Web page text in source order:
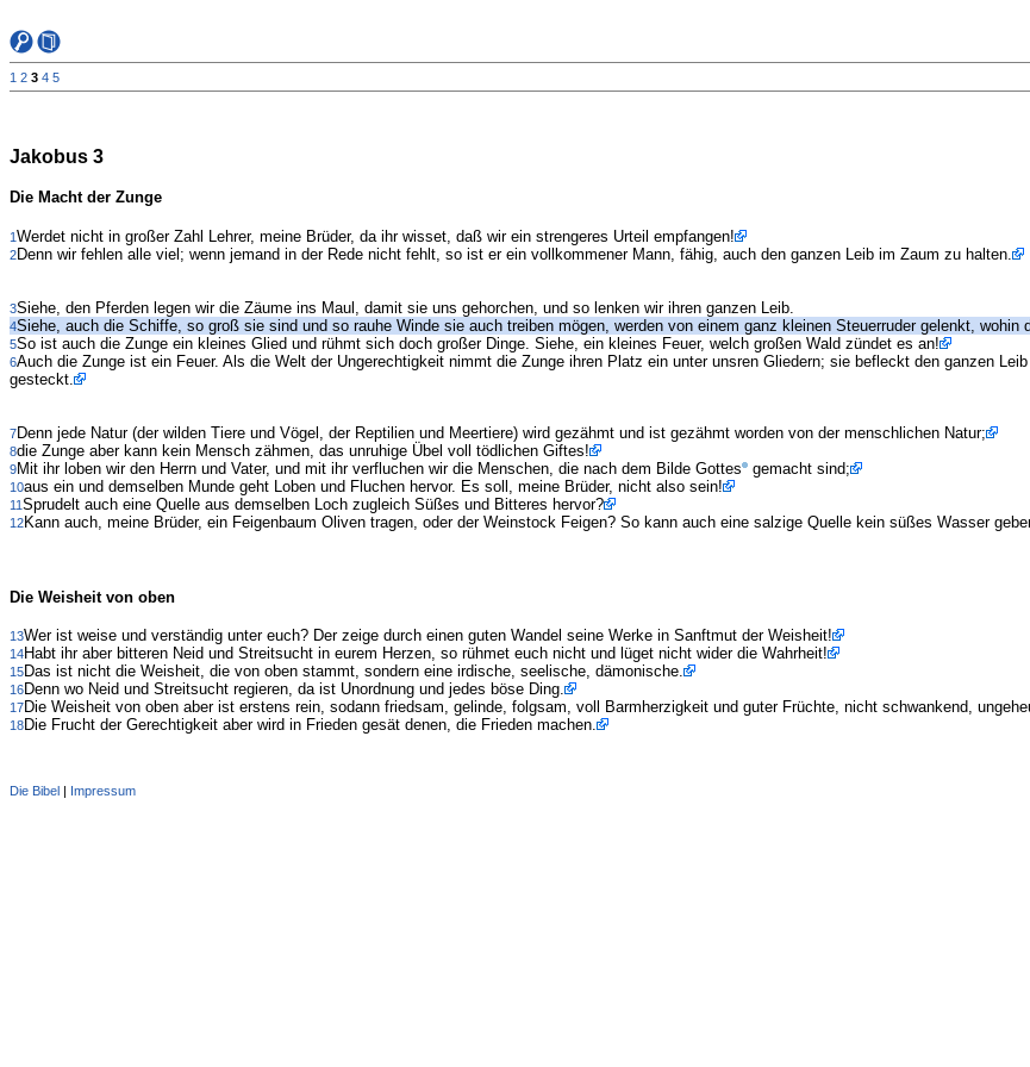
1 2 3 4 5
Jakobus 3
Die Macht der Zunge
1Werdet nicht in großer Zahl Lehrer, meine Brüder, da ihr wisset, daß wir ein strengeres Urteil empfangen!
2Denn wir fehlen alle viel; wenn jemand in der Rede nicht fehlt, so ist er ein vollkommener Mann, fähig, auch den ganzen Leib im Zaum zu halten.
3Siehe, den Pferden legen wir die Zäume ins Maul, damit sie uns gehorchen, und so lenken wir ihren ganzen Leib.
4Siehe, auch die Schiffe, so groß sie sind und so rauhe Winde sie auch treiben mögen, werden von einem ganz kleinen Steuerruder gelenkt, wohin
5So ist auch die Zunge ein kleines Glied und rühmt sich doch großer Dinge. Siehe, ein kleines Feuer, welch großen Wald zündet es an!
6Auch die Zunge ist ein Feuer. Als die Welt der Ungerechtigkeit nimmt die Zunge ihren Platz ein unter unsren Gliedern; sie befleckt den ganzen
gesteckt.
7Denn jede Natur (der wilden Tiere und Vögel, der Reptilien und Meertiere) wird gezähmt und ist gezähmt worden von der menschlichen Natur;
8die Zunge aber kann kein Mensch zähmen, das unruhige Übel voll tödlichen Giftes!
9Mit ihr loben wir den Herrn und Vater, und mit ihr verfluchen wir die Menschen, die nach dem Bilde Gottes gemacht sind;
10aus ein und demselben Munde geht Loben und Fluchen hervor. Es soll, meine Brüder, nicht also sein!
11Sprudelt auch eine Quelle aus demselben Loch zugleich Süßes und Bitteres hervor?
12Kann auch, meine Brüder, ein Feigenbaum Oliven tragen, oder der Weinstock Feigen? So kann auch eine salzige Quelle kein süßes Wasser
Die Weisheit von oben
13Wer ist weise und verständig unter euch? Der zeige durch einen guten Wandel seine Werke in Sanftmut der Weisheit!
14Habt ihr aber bitteren Neid und Streitsucht in eurem Herzen, so rühmet euch nicht und lüget nicht wider die Wahrheit!
15Das ist nicht die Weisheit, die von oben stammt, sondern eine irdische, seelische, dämonische.
16Denn wo Neid und Streitsucht regieren, da ist Unordnung und jedes böse Ding.
17Die Weisheit von oben aber ist erstens rein, sodann friedsam, gelinde, folgsam, voll Barmherzigkeit und guter Früchte, nicht schwankend,
18Die Frucht der Gerechtigkeit aber wird in Frieden gesät denen, die Frieden machen.
Die Bibel
Impressum